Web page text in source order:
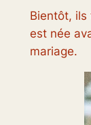
Bientôt,
est née
mariage.